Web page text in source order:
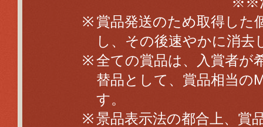
賞品発送のため取得した
し、その後速やかに消去
全ての賞品は、入賞者が
替品として、賞品相当の
す。
景品表示法の都合上、賞